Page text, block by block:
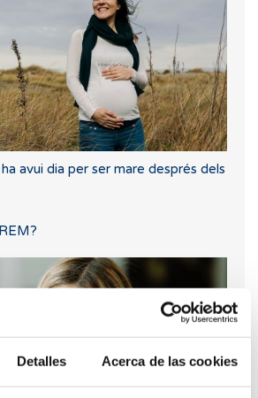
Detalles Acerca de las cookies
avui dia per ser mare després dels